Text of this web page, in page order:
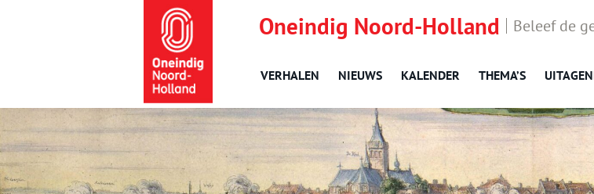
Oneindig Noord-Holland Beleef de
VERHALEN NIEUWS KALENDER THEMA’S